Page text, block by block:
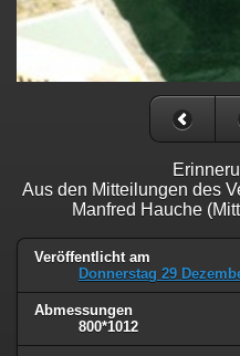
Aus den Mitteilungen des
Manfred Hauche
Veröffentlicht am
Donnerstag 29
Abmessungen
800*1012